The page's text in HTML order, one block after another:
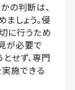
の判断は、
しょう。侵
に行うため
が必要で
せず、専門
施できる